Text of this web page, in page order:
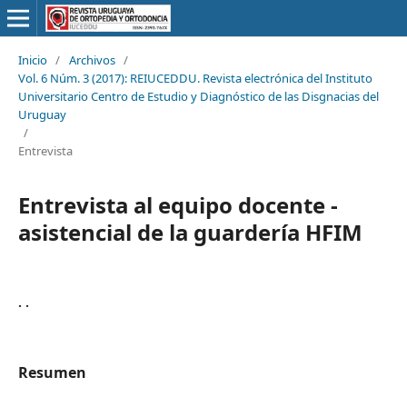
Inicio / Archivos /
Vol. 6 Núm. 3 (2017): REIUCEDDU. Revista electrónica del Instituto
Universitario Centro de Estudio y Diagnóstico de las Disgnacias del
Uruguay
/
Entrevista
Entrevista al equipo docente -
asistencial de la guardería HFIM
. .
Resumen